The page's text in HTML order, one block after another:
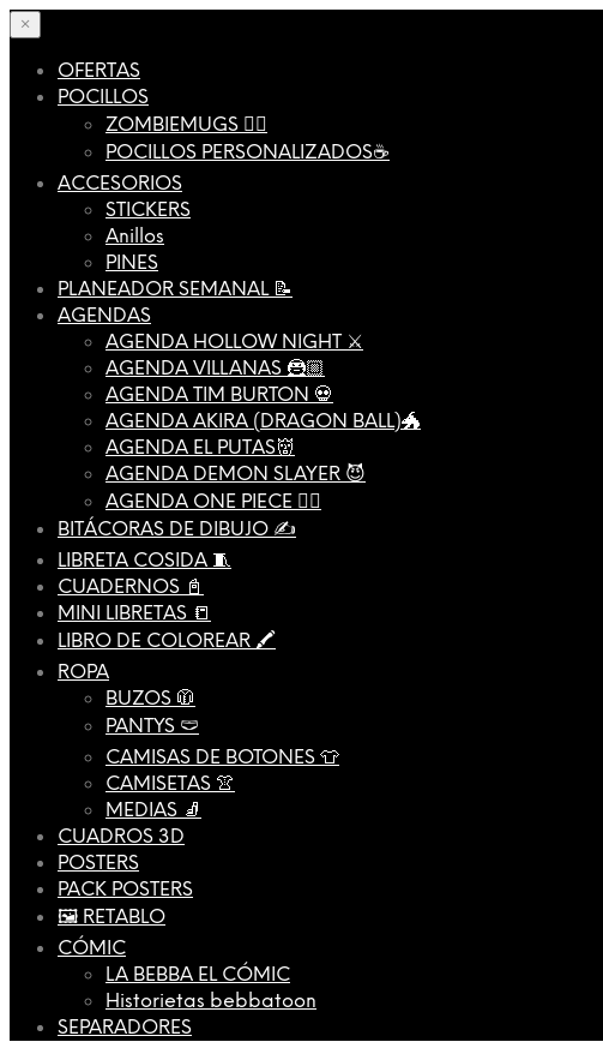
×
OFERTAS
POCILLOS
ZOMBIEMUGS 🧟‍♂️
POCILLOS PERSONALIZADOS☕️
ACCESORIOS
STICKERS
Anillos
PINES
PLANEADOR SEMANAL 📝
AGENDAS
AGENDA HOLLOW NIGHT ⚔️
AGENDA VILLANAS 🦹🏼
AGENDA TIM BURTON 💀
AGENDA AKIRA (DRAGON BALL)🐲
AGENDA EL PUTAS👹
AGENDA DEMON SLAYER 😈
AGENDA ONE PIECE 🏴‍☠️
BITÁCORAS DE DIBUJO ✍️
LIBRETA COSIDA 🧵
CUADERNOS 📓
MINI LIBRETAS 📒
LIBRO DE COLOREAR 🖍️
ROPA
BUZOS 🧥
PANTYS 🩲
CAMISAS DE BOTONES 👕
CAMISETAS 👚
MEDIAS 🧦
CUADROS 3D
POSTERS
PACK POSTERS
🖼️ RETABLO
CÓMIC
LA BEBBA EL CÓMIC
Historietas bebbatoon
SEPARADORES